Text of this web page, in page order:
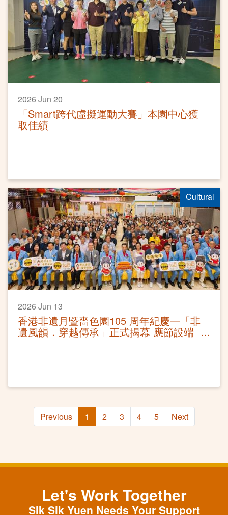
2026 Jun 20
「Smart跨代虛擬運動大賽」本園中心獲
取佳績
Cultural
2026 Jun 13
香港非遺月暨嗇色園105 周年紀慶—「非
遺風韻．穿越傳承」正式揭幕 應節設端
午非遺體驗 免費公眾活動推廣非遺
Previous 1 2 3 4 5 Next
Let's Work Together
SIk Sik Yuen Needs Your Support